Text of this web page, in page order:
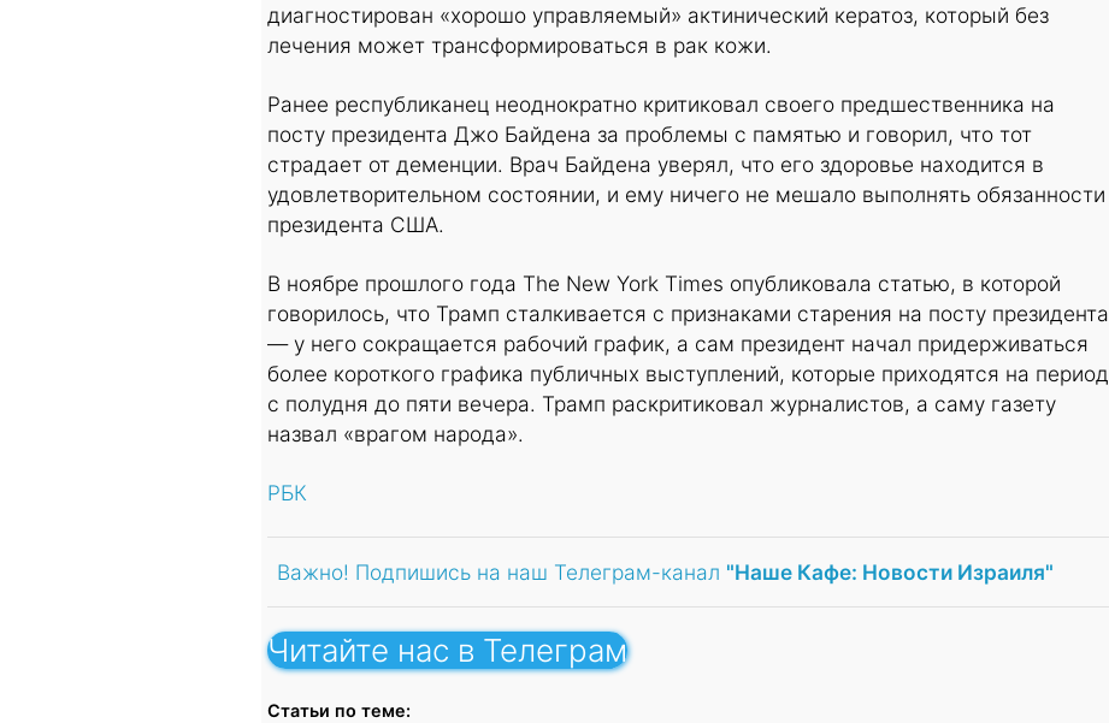
диагностирован «хорошо управляемый» актинический кератоз, который без
лечения может трансформироваться в рак кожи.
Ранее республиканец неоднократно критиковал своего предшественника на
посту президента Джо Байдена за проблемы с памятью и говорил, что тот
страдает от деменции. Врач Байдена уверял, что его здоровье находится в
удовлетворительном состоянии, и ему ничего не мешало выполнять обязанности
президента США.
В ноябре прошлого года The New York Times опубликовала статью, в которой
говорилось, что Трамп сталкивается с признаками старения на посту президента
— у него сокращается рабочий график, а сам президент начал придерживаться
более короткого графика публичных выступлений, которые приходятся на период
с полудня до пяти вечера. Трамп раскритиковал журналистов, а саму газету
назвал «врагом народа».
РБК
Важно! Подпишись на наш Телеграм-канал "Наше Кафе: Новости Израиля"
Читайте нас в Телеграм
Статьи по теме: